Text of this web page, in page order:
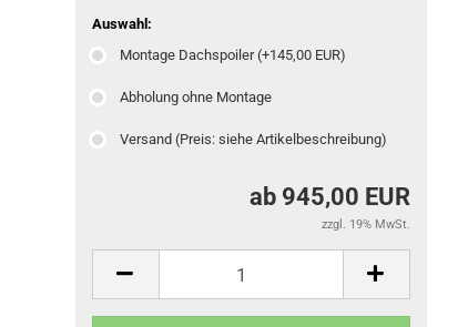
Auswahl:
Montage Dachspoiler (+145,00 EUR)
Abholung ohne Montage
Versand (Preis: siehe Artikelbeschreibung)
ab 945,00 EUR
zzgl. 19% MwSt.